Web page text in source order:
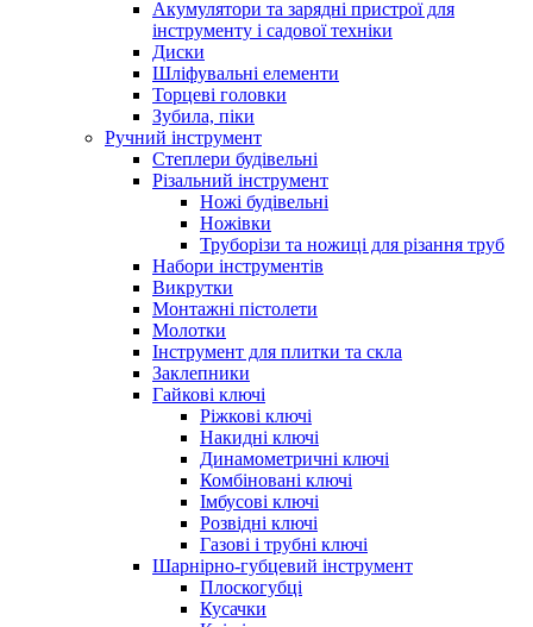
Акумулятори та зарядні пристрої для
інструменту і садової техніки
Диски
Шліфувальні елементи
Торцеві головки
Зубила, піки
Ручний інструмент
Степлери будівельні
Різальний інструмент
Ножі будівельні
Ножівки
Труборізи та ножиці для різання труб
Набори інструментів
Викрутки
Монтажні пістолети
Молотки
Інструмент для плитки та скла
Заклепники
Гайкові ключі
Ріжкові ключі
Накидні ключі
Динамометричні ключі
Комбіновані ключі
Імбусові ключі
Розвідні ключі
Газові і трубні ключі
Шарнірно-губцевий інструмент
Плоскогубцi
Кусачки